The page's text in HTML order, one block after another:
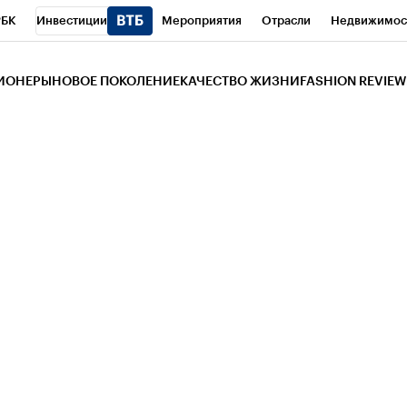
Инвестиции Мероприятия Отрасли
НОВОЕ ПОКОЛЕНИЕ КАЧЕСТВО ЖИЗНИ FASHION REVIEW